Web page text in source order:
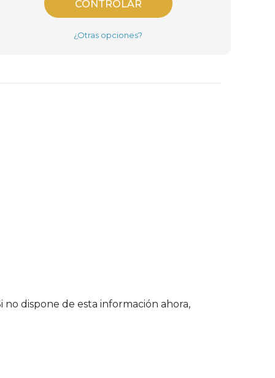
CONTROLAR
¿Otras opciones?
dispone de esta información ahora,